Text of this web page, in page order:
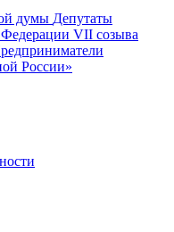
думы Депутаты
VII созыва
России»